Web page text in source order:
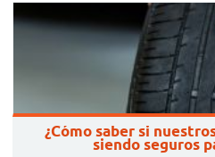
¿Cómo saber si
siendo seguros